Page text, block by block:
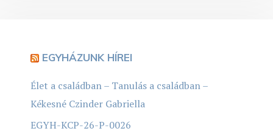
EGYHÁZUNK HÍREI
Élet a családban – Tanulás a családban –
Kékesné Czinder Gabriella
EGYH-KCP-26-P-0026